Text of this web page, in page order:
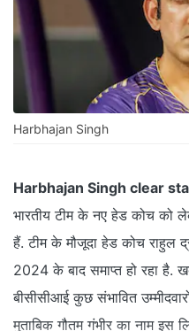
Harbhajan Singh
Harbhajan Singh clear
भारतीय टीम के नए हेड कोच को
हैं. टीम के मौजूदा हेड कोच राहुल
2024 के बाद समाप्त हो रहा है.
बीसीसीआई कुछ संभावित
मुताबिक गौतम गंभीर का नाम